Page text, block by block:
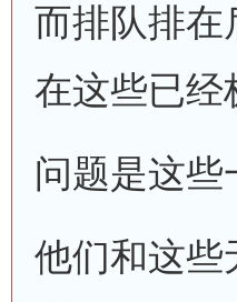
而排队排在
在这些已经
问题是这
他们和这些